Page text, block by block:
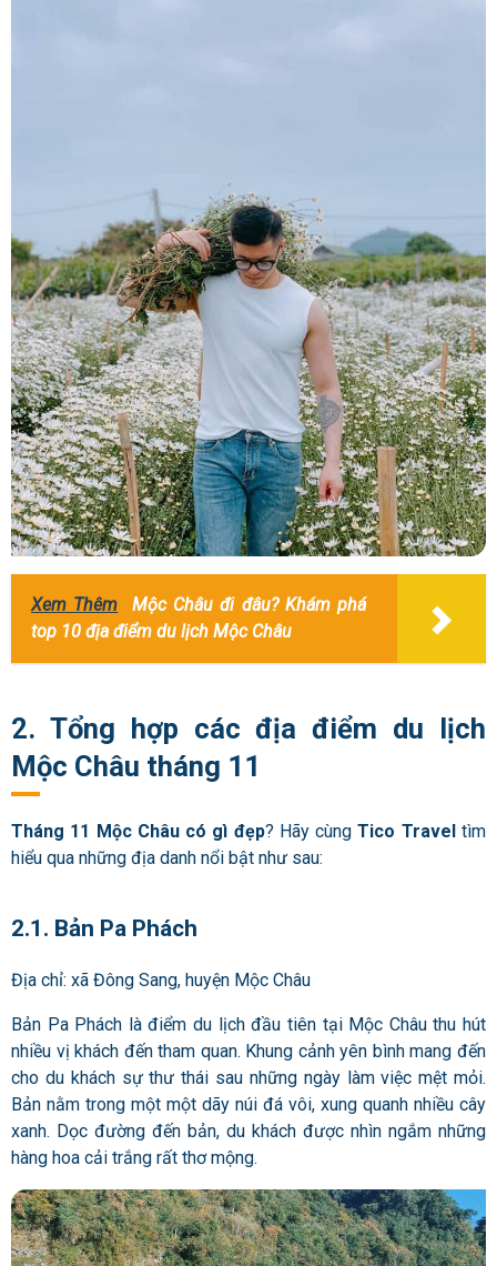
Xem Thêm
Mộc Châu đi đâu? Khám phá
top 10 địa điểm du lịch Mộc Châu
2. Tổng hợp các địa điểm du lịch
Mộc Châu tháng 11
Tháng 11 Mộc Châu có gì đẹp? Hãy cùngTico Traveltìm
hiểu qua những địa danh nổi bật như sau:
2.1. Bản Pa Phách
Địa chỉ: xã Đông Sang, huyện Mộc Châu
Bản Pa Phách là điểm du lịch đầu tiên tại Mộc Châu thu hút
nhiều vị khách đến tham quan. Khung cảnh yên bình mang đến
cho du khách sự thư thái sau những ngày làm việc mệt mỏi.
Bản nằm trong một một dãy núi đá vôi, xung quanh nhiều cây
xanh. Dọc đường đến bản, du khách được nhìn ngắm những
hàng hoa cải trắng rất thơ mộng.